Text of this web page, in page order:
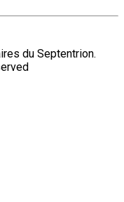
du Septentrion.